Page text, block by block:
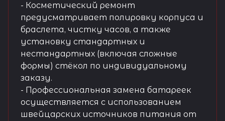
- Косметический ремонт
предусматривает полировку корпуса и
браслета, чистку часов, а также
установку стандартных и
нестандартных (включая сложные
формы) стёкол по индивидуальному
заказу.
- Профессиональная замена батареек
осуществляется с использованием
швейцарских источников питания от